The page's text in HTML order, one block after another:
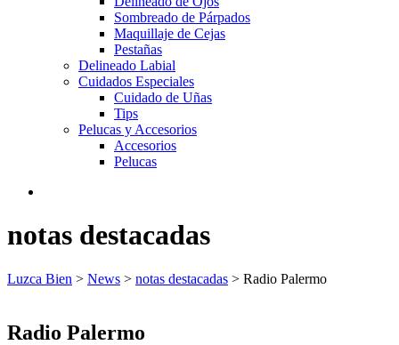
Sombreado de Párpados
Maquillaje de Cejas
Pestañas
Delineado Labial
Cuidados Especiales
Cuidado de Uñas
Tips
Pelucas y Accesorios
Accesorios
Pelucas
notas destacadas
Luzca Bien > News > notas destacadas > Radio Palermo
Radio Palermo